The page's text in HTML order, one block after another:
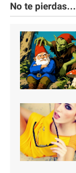
No te pierdas...